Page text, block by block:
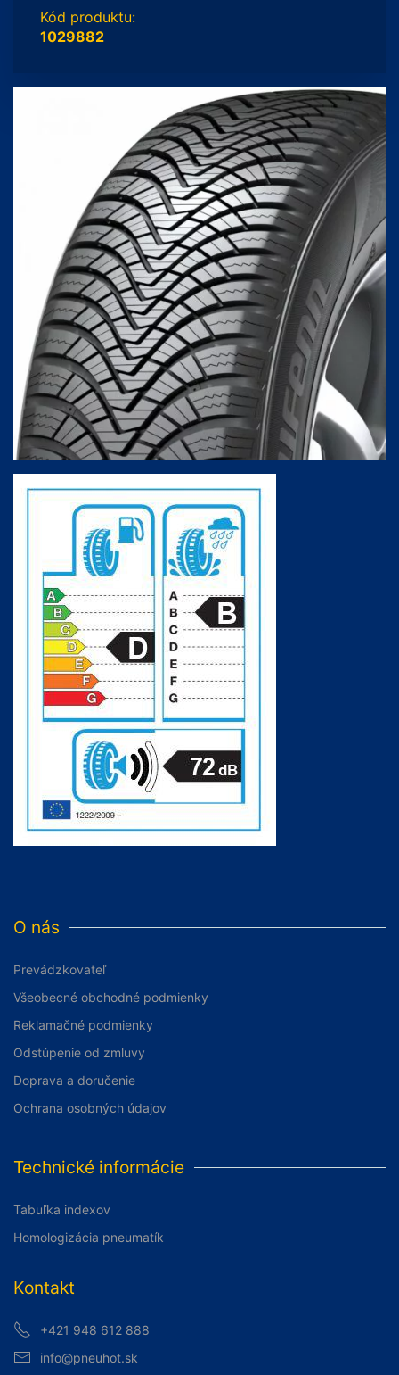
Kód produktu:
1029882
O nás
Prevádzkovateľ
Všeobecné obchodné podmienky
Reklamačné podmienky
Odstúpenie od zmluvy
Doprava a doručenie
Ochrana osobných údajov
Technické informácie
Tabuľka indexov
Homologizácia pneumatík
Kontakt
+421 948 612 888
info@pneuhot.sk